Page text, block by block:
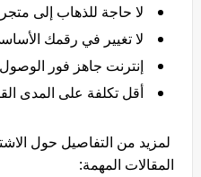
لا حاجة للذهاب إلى متجر
لا تغيير في رقمك
إنترنت جاهز فور الوصول
أقل تكلفة على المدى
لمزيد من التفاصيل حول
المقالات المهمة: